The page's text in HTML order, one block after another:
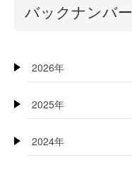
バックナンバー
2026年
2025年
2024年